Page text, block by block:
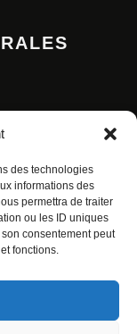
des technologies
informations des
permettra de traiter
ou les ID uniques
consentement peut
fonctions.
personnelles
POUR LES